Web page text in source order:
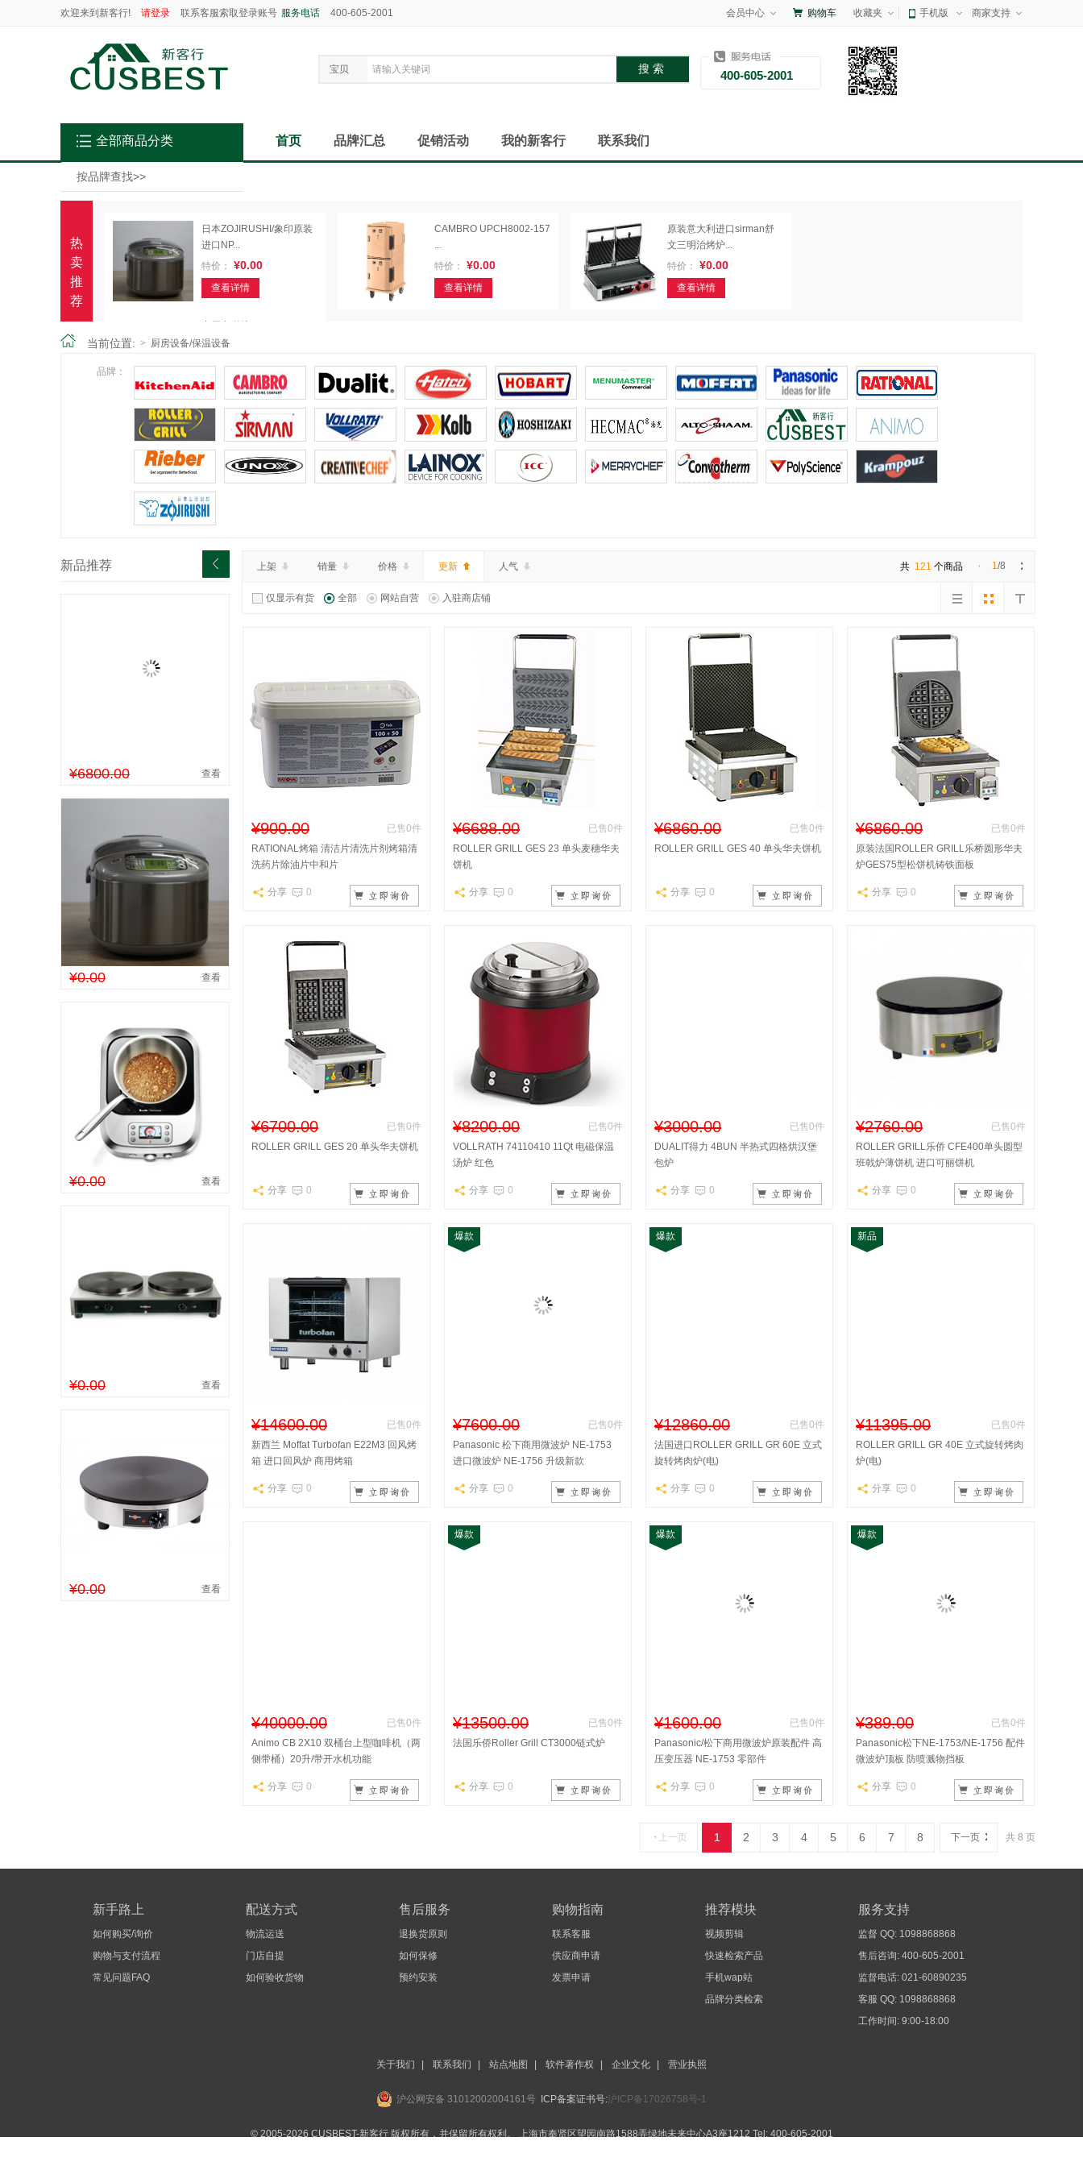
欢迎来到新客行! 请登录 联系客服索取登录账号 服务电话 400-605-2001 会员中心 购物车 收藏夹 手机版 商家支持
宝贝 400-605-2001
按品牌查找>>
全部商品分类 首页 品牌汇总 促销活动 我的新客行 联系我们
热
卖
推
荐
日本ZOJIRUSHI/象印原装
进口NP...
特价：
¥0.00
查看详情
CAMBRO UPCH8002-157
...
特价：
¥0.00
查看详情
原装意大利进口sirman舒
文三明治烤炉...
特价：
¥0.00
查看详情
PC1-...
查看详情
当前位置: > 厨房设备/保温设备
品牌：
新品推荐
¥6800.00 查看
¥0.00 查看
¥0.00 查看
¥0.00 查看
¥0.00 查看
上架 销量 价格 更新 人气 1/8
共 121 个商品
仅显示有货 全部 网站自营 入驻商店铺
¥900.00
已售0件
RATIONAL烤箱 清洁片清洗片剂烤箱清
洗药片除油片中和片
分享 0
¥6688.00
已售0件
ROLLER GRILL GES 23 单头麦穗华夫
饼机
分享 0
¥6860.00
已售0件
ROLLER GRILL GES 40 单头华夫饼机
分享 0
¥6860.00
已售0件
原装法国ROLLER GRILL乐桥圆形华夫
炉GES75型松饼机铸铁面板
分享 0
¥6700.00
已售0件
ROLLER GRILL GES 20 单头华夫饼机
分享 0
¥8200.00
已售0件
VOLLRATH 74110410 11Qt 电磁保温
汤炉 红色
分享 0
¥3000.00
已售0件
DUALIT得力 4BUN 半热式四格烘汉堡
包炉
分享 0
¥2760.00
已售0件
ROLLER GRILL乐侨 CFE400单头圆型
班戟炉薄饼机 进口可丽饼机
分享 0
¥14600.00
已售0件
新西兰 Moffat Turbofan E22M3 回风烤
箱 进口回风炉 商用烤箱
分享 0
爆款
¥7600.00
已售0件
Panasonic 松下商用微波炉 NE-1753
进口微波炉 NE-1756 升级新款
分享 0
爆款
¥12860.00
已售0件
法国进口ROLLER GRILL GR 60E 立式
旋转烤肉炉(电)
分享 0
新品
¥11395.00
已售0件
ROLLER GRILL GR 40E 立式旋转烤肉
炉(电)
分享 0
¥40000.00
已售0件
Animo CB 2X10 双桶台上型咖啡机（两
侧带桶）20升/带开水机功能
分享 0
爆款
¥13500.00
已售0件
法国乐侨Roller Grill CT3000链式炉
分享 0
爆款
¥1600.00
已售0件
Panasonic/松下商用微波炉原装配件 高
压变压器 NE-1753 零部件
分享 0
爆款
¥389.00
已售0件
Panasonic松下NE-1753/NE-1756 配件
微波炉顶板 防喷溅物挡板
分享 0
上一页 1 2 3 4 5 6 7 8 下一页 共 8 页
新手路上
如何购买/询价
购物与支付流程
常见问题FAQ
配送方式
物流运送
门店自提
如何验收货物
售后服务
退换货原则
如何保修
预约安装
购物指南
联系客服
供应商申请
发票申请
推荐模块
视频剪辑
快速检索产品
手机wap站
品牌分类检索
服务支持
监督 QQ: 1098868868
售后咨询: 400-605-2001
监督电话: 021-60890235
客服 QQ: 1098868868
工作时间: 9:00-18:00
关于我们 联系我们 站点地图 软件著作权 企业文化 营业执照
沪公网安备 31012002004161号 ICP备案证书号:沪ICP备17026758号-1
© 2005-2026 CUSBEST-新客行 版权所有，并保留所有权利。 上海市奉贤区望园南路1588弄绿地未来中心A3座1212 Tel: 400-605-2001